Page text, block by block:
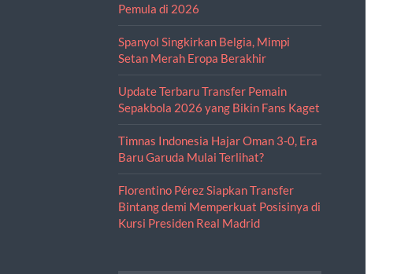
Pemula di 2026
Spanyol Singkirkan Belgia, Mimpi
Setan Merah Eropa Berakhir
Update Terbaru Transfer Pemain
Sepakbola 2026 yang Bikin Fans Kaget
Timnas Indonesia Hajar Oman 3-0, Era
Baru Garuda Mulai Terlihat?
Florentino Pérez Siapkan Transfer
Bintang demi Memperkuat Posisinya di
Kursi Presiden Real Madrid